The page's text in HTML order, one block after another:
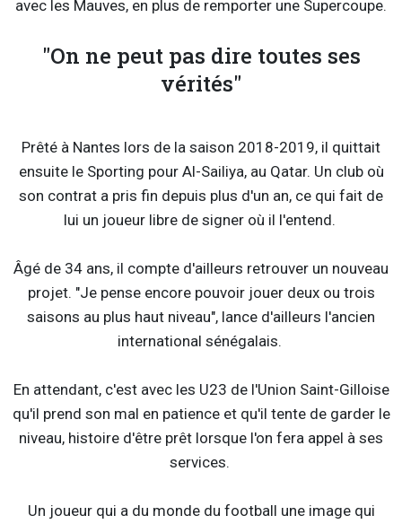
avec les Mauves, en plus de remporter une Supercoupe.
"On ne peut pas dire toutes ses
vérités"
Prêté à Nantes lors de la saison 2018-2019, il quittait
ensuite le Sporting pour Al-Sailiya, au Qatar. Un club où
son contrat a pris fin depuis plus d'un an, ce qui fait de
lui un joueur libre de signer où il l'entend.
Âgé de 34 ans, il compte d'ailleurs retrouver un nouveau
projet. "Je pense encore pouvoir jouer deux ou trois
saisons au plus haut niveau", lance d'ailleurs l'ancien
international sénégalais.
En attendant, c'est avec les U23 de l'Union Saint-Gilloise
qu'il prend son mal en patience et qu'il tente de garder le
niveau, histoire d'être prêt lorsque l'on fera appel à ses
services.
Un joueur qui a du monde du football une image qui